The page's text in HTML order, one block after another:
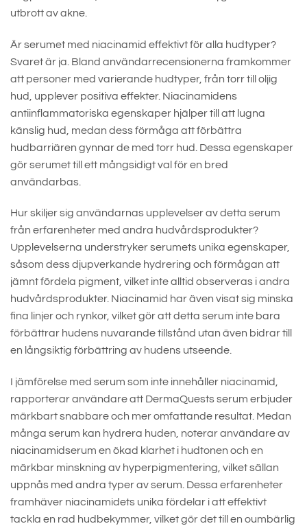
utbrott av akne.
Är serumet med niacinamid effektivt för alla hudtyper?
Svaret är ja. Bland användarrecensionerna framkommer
att personer med varierande hudtyper, från torr till oljig
hud, upplever positiva effekter. Niacinamidens
antiinflammatoriska egenskaper hjälper till att lugna
känslig hud, medan dess förmåga att förbättra
hudbarriären gynnar de med torr hud. Dessa egenskaper
gör serumet till ett mångsidigt val för en bred
användarbas.
Hur skiljer sig användarnas upplevelser av detta serum
från erfarenheter med andra hudvårdsprodukter?
Upplevelserna understryker serumets unika egenskaper,
såsom dess djupverkande hydrering och förmågan att
jämnt fördela pigment, vilket inte alltid observeras i andra
hudvårdsprodukter. Niacinamid har även visat sig minska
fina linjer och rynkor, vilket gör att detta serum inte bara
förbättrar hudens nuvarande tillstånd utan även bidrar till
en långsiktig förbättring av hudens utseende.
I jämförelse med serum som inte innehåller niacinamid,
rapporterar användare att DermaQuests serum erbjuder
märkbart snabbare och mer omfattande resultat. Medan
många serum kan hydrera huden, noterar användare av
niacinamidserum en ökad klarhet i hudtonen och en
märkbar minskning av hyperpigmentering, vilket sällan
uppnås med andra typer av serum. Dessa erfarenheter
framhäver niacinamidets unika fördelar i att effektivt
tackla en rad hudbekymmer, vilket gör det till en oumbärlig